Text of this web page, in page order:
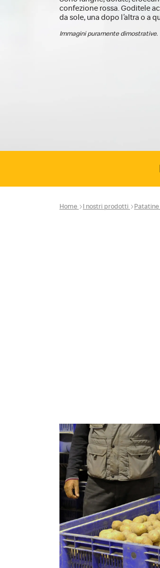
confezione rossa. Goditele
da sole, una dopo l’altra o a
Immagini puramente dimostrative.
Home I nostri prodotti Patatine